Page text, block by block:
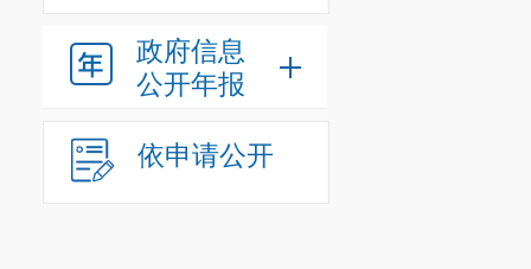
政府信息
公开年报
依申请公开